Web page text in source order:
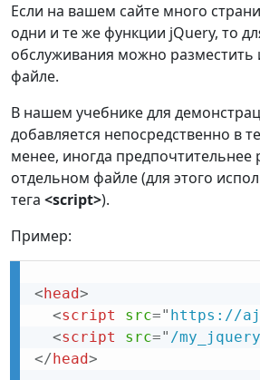
Если на вашем сайте много
одни и те же функции jQuery, то
обслуживания можно разместить
файле.
В нашем учебнике для
добавляется непосредственно в
менее, иногда предпочтительнее
отдельном файле (для этого
тега <script>).
Пример:
< head>
<script src=" https://
<script src=" /
</ head>